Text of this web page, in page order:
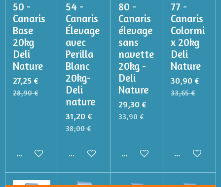
50 -
Canaris
Base
20kg
Deli
Nature
27,25 €
28,90 €
Ajouter au panier
54 -
Canaris
Élevage
avec
Perilla
Blanc
20kg-
Deli
nature
31,20 €
38,00 €
Ajouter au panier
80 -
Canaris
élevage
sans
navette
20kg -
Deli
Nature
29,30 €
33,90 €
Ajouter au panier
77 -
Canaris
Colormi
x 20kg
Deli
Nature
30,90 €
33,65 €
Ajouter au